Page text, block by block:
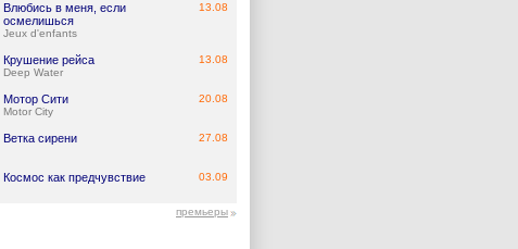
Влюбись в меня, если
осмелишься
Jeux d'enfants
13.08
Крушение рейса
Deep Water
13.08
Мотор Сити
Motor City
20.08
Ветка сирени 27.08
Космос как предчувствие 03.09
премьеры